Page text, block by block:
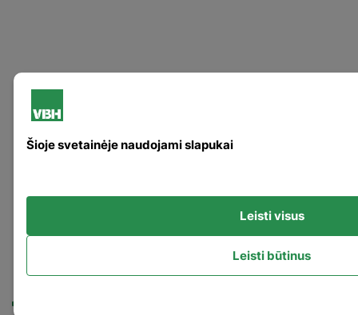
Šioje svetainėje naudojami slapukai
Leisti būtinus
Leisti visus